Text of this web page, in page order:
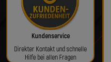
Kundenservice
Direkter Kontakt und schnelle
Hilfe bei allen Fragen